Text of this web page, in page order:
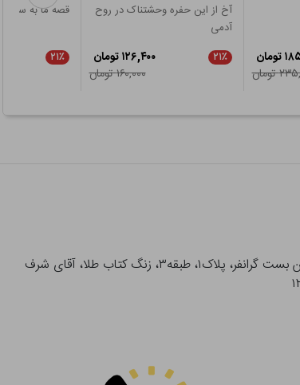
تومان
آخ از این حفره وحشتناک در روح
آدمی
۲۱٪
۱۲۶,۴۰۰ تومان
۱۶۰,۰۰۰ تومان
قصه ما به سر
۲۱٪
آدرس تحویل حضوری سفارشات: میدان انقلاب، خیابان انقلاب، خیابان ۱۲ فروردین، خیابان شهدای ژاندارمری غربی، بن بست گرانفر، پلاک۱، طبقه۳، زنگ کتاب طلا، آقای شرف